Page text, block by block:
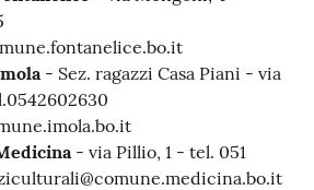
- Sez. ragazzi Casa Piani - via
- via Pillio, 1 - tel. 051